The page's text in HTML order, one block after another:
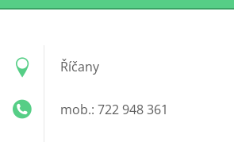
Říčany
mob.: 722 948 361